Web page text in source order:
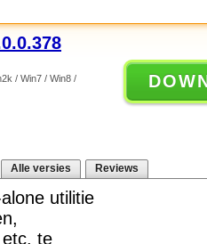
/ Win7 / Win8 /
Alle versies Reviews
utilitie
te